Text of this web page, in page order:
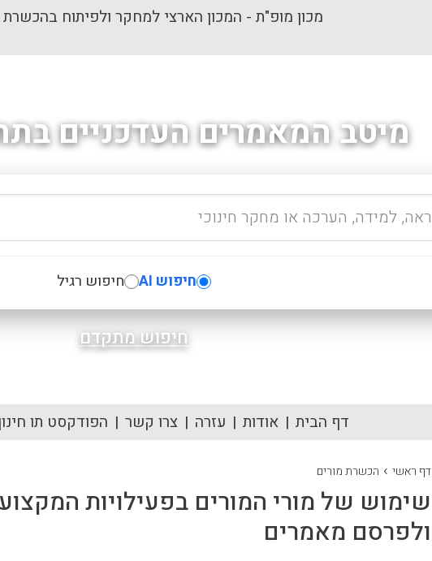
מכון מופ"ת - המכון הארצי למחקר ולפיתוח בהכשרת
מיטב המאמרים העדכניים
חיפוש AI חיפוש רגיל
חיפוש מתקדם
דף הבית אודות עזרה צרו קשר הפודקסט תו
דף ראשי › הכשרת מורים
שימוש של מורי המורים בפעילויות
ולפרסם מאמרים